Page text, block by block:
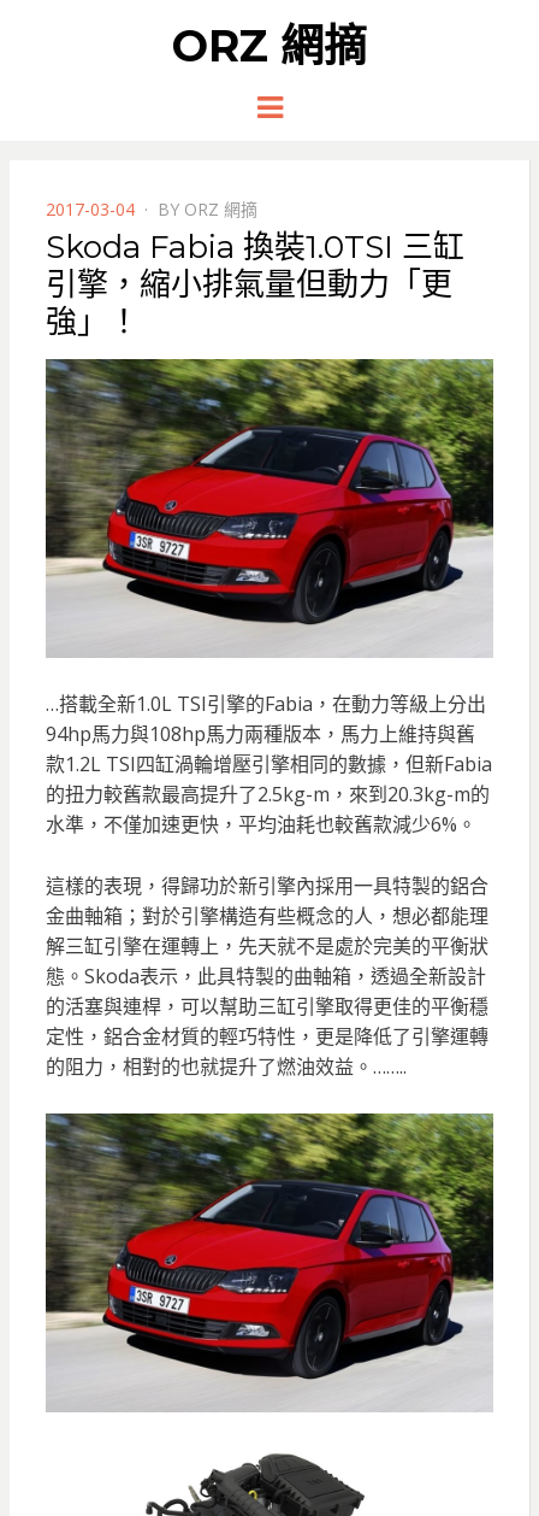
ORZ 網摘
Menu
POSTED
ON
2017-03-04 BY ORZ 網摘
Skoda Fabia 換裝1.0TSI 三缸
引擎，縮小排氣量但動力「更
強」！
…搭載全新1.0L TSI引擎的Fabia，在動力等級上分出
94hp馬力與108hp馬力兩種版本，馬力上維持與舊
款1.2L TSI四缸渦輪增壓引擎相同的數據，但新Fabia
的扭力較舊款最高提升了2.5kg-m，來到20.3kg-m的
水準，不僅加速更快，平均油耗也較舊款減少6%。
這樣的表現，得歸功於新引擎內採用一具特製的鋁合
金曲軸箱；對於引擎構造有些概念的人，想必都能理
解三缸引擎在運轉上，先天就不是處於完美的平衡狀
態。Skoda表示，此具特製的曲軸箱，透過全新設計
的活塞與連桿，可以幫助三缸引擎取得更佳的平衡穩
定性，鋁合金材質的輕巧特性，更是降低了引擎運轉
的阻力，相對的也就提升了燃油效益。……..